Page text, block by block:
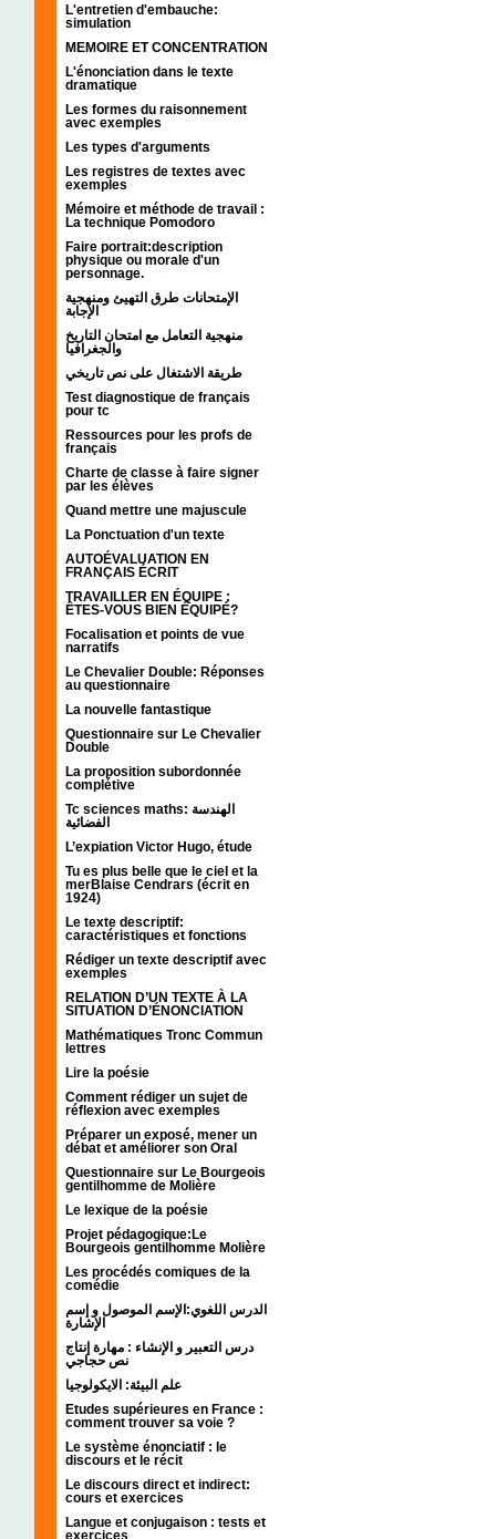
L'entretien d'embauche:
simulation
MEMOIRE ET CONCENTRATION
L'énonciation dans le texte
dramatique
Les formes du raisonnement
avec exemples
Les types d'arguments
Les registres de textes avec
exemples
Mémoire et méthode de travail :
La technique Pomodoro
Faire portrait:description
physique ou morale d'un
personnage.
الإمتحانات طرق التهيئ ومنهجية
الإجابة
منهجية التعامل مع امتحان التاريخ
والجغرافيا
طريقة الاشتغال على نص تاريخي
Test diagnostique de français
pour tc
Ressources pour les profs de
français
Charte de classe à faire signer
par les élèves
Quand mettre une majuscule
La Ponctuation d'un texte
AUTOÉVALUATION EN
FRANÇAIS ÉCRIT
TRAVAILLER EN ÉQUIPE :
ÊTES-VOUS BIEN ÉQUIPÉ?
Focalisation et points de vue
narratifs
Le Chevalier Double: Réponses
au questionnaire
La nouvelle fantastique
Questionnaire sur Le Chevalier
Double
La proposition subordonnée
complétive
Tc sciences maths: الهندسة
الفضائية
L’expiation Victor Hugo, étude
Tu es plus belle que le ciel et la
merBlaise Cendrars (écrit en
1924)
Le texte descriptif:
caractéristiques et fonctions
Rédiger un texte descriptif avec
exemples
RELATION D’UN TEXTE À LA
SITUATION D’ÉNONCIATION
Mathématiques Tronc Commun
lettres
Lire la poésie
Comment rédiger un sujet de
réflexion avec exemples
Préparer un exposé, mener un
débat et améliorer son Oral
Questionnaire sur Le Bourgeois
gentilhomme de Molière
Le lexique de la poésie
Projet pédagogique:Le
Bourgeois gentilhomme Molière
Les procédés comiques de la
comédie
الدرس اللغوي:الإسم الموصول و إسم
الإشارة
درس التعبير و الإنشاء : مهارة إنتاج
نص حجاجي
علم البيئة: الايكولوجيا
Etudes supérieures en France :
comment trouver sa voie ?
Le système énonciatif : le
discours et le récit
Le discours direct et indirect:
cours et exercices
Langue et conjugaison : tests et
exercices